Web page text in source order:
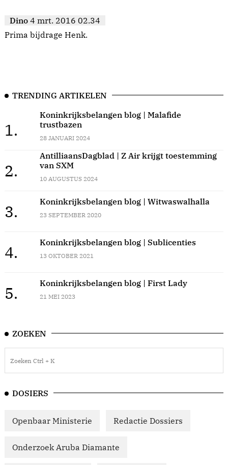
Dino 4 mrt. 2016 02.34
Prima bijdrage Henk.
TRENDING ARTIKELEN
1.
Koninkrijksbelangen blog | Malafide
trustbazen
28 JANUARI 2024
2.
AntilliaansDagblad | Z Air krijgt toestemming
van SXM
10 AUGUSTUS 2024
3.
Koninkrijksbelangen blog | Witwaswalhalla
23 SEPTEMBER 2020
4.
Koninkrijksbelangen blog | Sublicenties
13 OKTOBER 2021
5.
Koninkrijksbelangen blog | First Lady
21 MEI 2023
ZOEKEN
DOSIERS
Openbaar Ministerie Redactie Dossiers
Onderzoek Aruba Diamante